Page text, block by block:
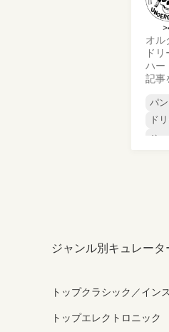
オル
ド
ハー
記事
パ
ド
ハ
ジャンル別キュレータ
トップクラシック／イン
トップエレクトロニック